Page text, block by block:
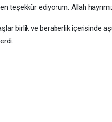
teşekkür ediyorum. Allah
birlik ve beraberlik içerisinde